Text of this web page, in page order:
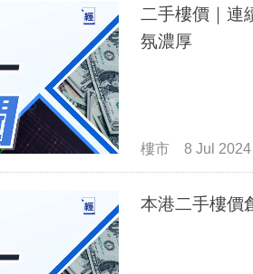
二手樓價｜連
氛濃厚
樓市 8 Jul 2024
本港二手樓價